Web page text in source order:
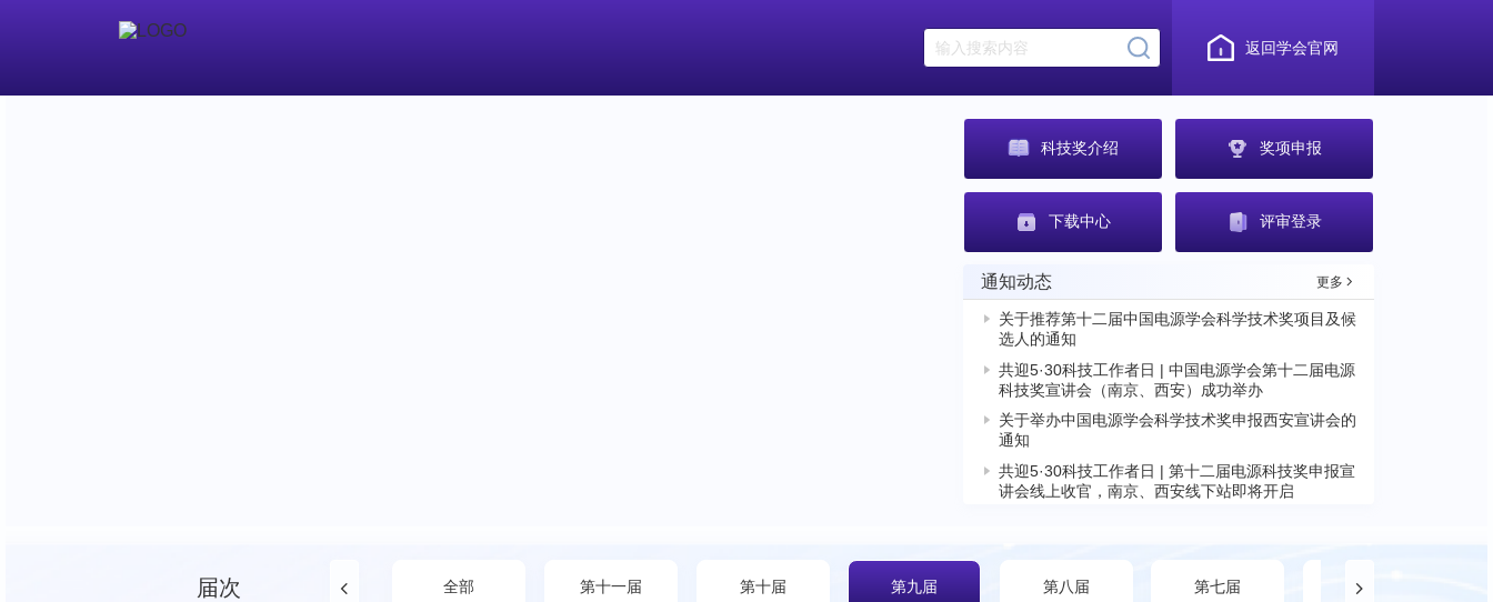
返回学会官网
科技奖介绍 奖项申报
下载中心 评审登录
通知动态 更多
关于推荐第十二届中国电源学会科学技术奖项目及候
选人的通知
共迎5·30科技工作者日 | 中国电源学会第十二届电源
科技奖宣讲会（南京、西安）成功举办
关于举办中国电源学会科学技术奖申报西安宣讲会的
通知
共迎5·30科技工作者日 | 第十二届电源科技奖申报宣
讲会线上收官，南京、西安线下站即将开启
届次 全部 第十一届 第十届 第九届 第八届 第七届 第六届